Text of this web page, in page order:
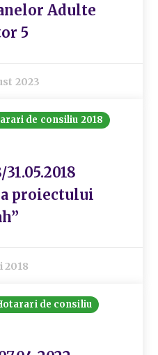
Adulte
5
2023
de consiliu 2018
proiectului
2018
de consiliu